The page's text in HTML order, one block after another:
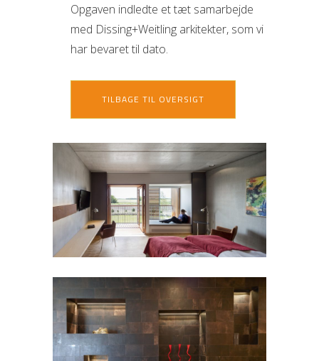
Opgaven indledte et tæt samarbejde
med Dissing+Weitling arkitekter, som vi
har bevaret til dato.
TILBAGE TIL OVERSIGT